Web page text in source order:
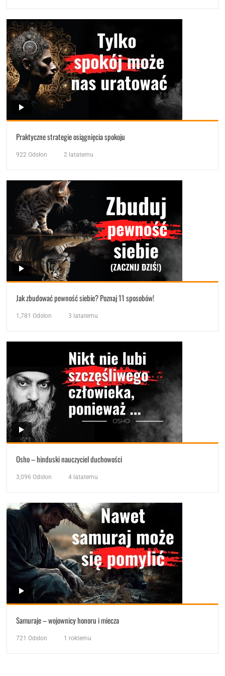
Praktyczne strategie osiągnięcia spokoju
922 Odsłon 2 latatemu
Jak zbudować pewność siebie? Poznaj 11 sposobów!
1,781 Odsłon 3 latatemu
Osho – hinduski nauczyciel duchowości
3,096 Odsłon 4 latatemu
Samuraje – wojownicy honoru i miecza
721 Odsłon 1 roktemu